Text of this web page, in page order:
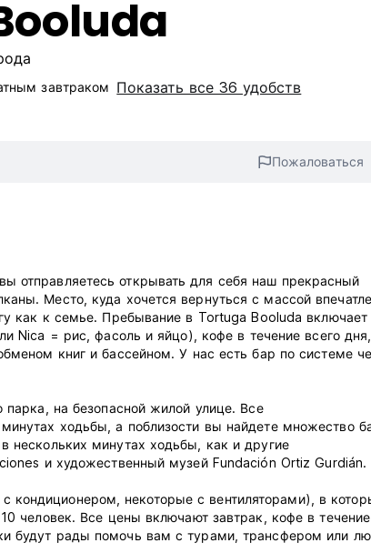
завтраком‎ Показать все 36 удобств
Пожаловаться
отправляетесь открывать для себя наш прекрасный
Место, куда хочется вернуться с массой
как к семье. Пребывание в Tortuga Booluda включает
Nica = рис, фасоль и яйцо), кофе в течение всего дня,
книг и бассейном. У нас есть бар по системе
на безопасной жилой улице. Все
ходьбы, а поблизости вы найдете множество
нескольких минутах ходьбы, как и другие
и художественный музей Fundación Ortiz Gurdián.
некоторые с вентиляторами), в
человек. Все цены включают завтрак, кофе в течение
будут рады помочь вам с турами, трансфером или